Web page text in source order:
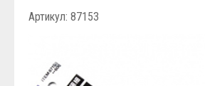
Артикул: 87153